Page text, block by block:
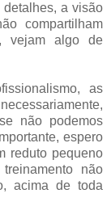
detalhes, a visão
compartilham
vejam algo de
as
não podemos
espero
reduto pequeno
não
acima de toda